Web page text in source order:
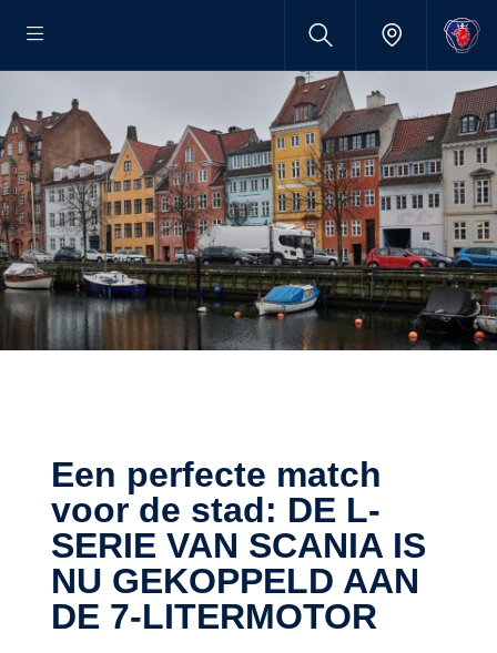
Een perfecte match
voor de stad: DE L-
SERIE VAN SCANIA IS
NU GEKOPPELD AAN
DE 7-LI­TER­MO­TOR